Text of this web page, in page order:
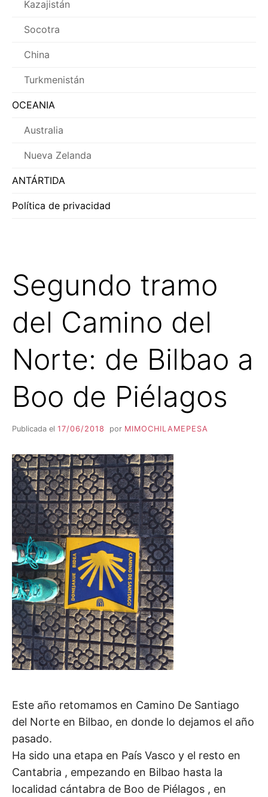
Kazajistán
Socotra
China
Turkmenistán
OCEANIA
Australia
Nueva Zelanda
ANTÁRTIDA
Política de privacidad
Segundo tramo
del Camino del
Norte: de Bilbao a
Boo de Piélagos
Publicada el 17/06/2018 por MIMOCHILAMEPESA
Este año retomamos en Camino De Santiago
del Norte en Bilbao, en donde lo dejamos el año
pasado.
Ha sido una etapa en País Vasco y el resto en
Cantabria , empezando en Bilbao hasta la
localidad cántabra de Boo de Piélagos , en